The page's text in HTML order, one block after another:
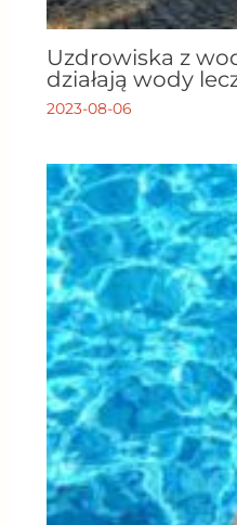
Uzdrowiska z
działają wody
2023-08-06